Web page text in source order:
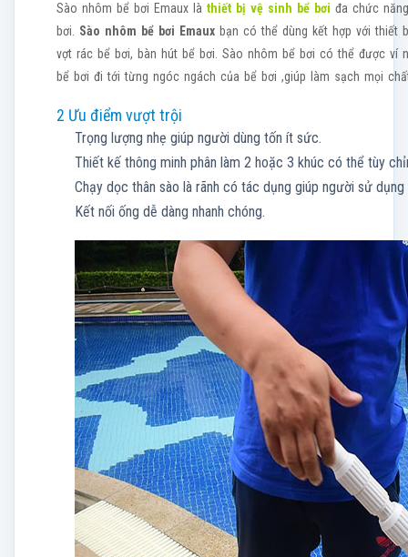
Sào nhôm bể bơi Emaux là thiết bị vệ sinh bể bơi đa chức
bơi. Sào nhôm bể bơi Emaux bạn có thể dùng kết hợp với thiết
vợt rác bể bơi, bàn hút bể bơi. Sào nhôm bể bơi có thể được ví
bể bơi đi tới từng ngóc ngách của bể bơi ,giúp làm sạch mọi
2 Ưu điểm vượt trội
Trọng lượng nhẹ giúp người dùng tốn ít sức.
Thiết kế thông minh phân làm 2 hoặc 3 khúc có thể tùy
Chạy dọc thân sào là rãnh có tác dụng giúp người sử
Kết nối ống dễ dàng nhanh chóng.